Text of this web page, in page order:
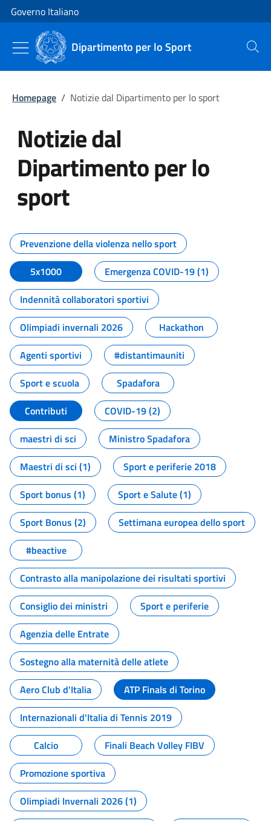
Vai al contenuto
Vai alla navigazione del sito
Governo Italiano
Dipartimento per lo Sport Cerca
Homepage / Notizie dal Dipartimento per lo sport
Notizie dal
Dipartimento per lo
sport
Tutti i contenuti della pagina
Prevenzione della violenza nello sport
5x1000
Emergenza COVID-19 (1)
Indennità collaboratori sportivi
Olimpiadi invernali 2026
Hackathon
Agenti sportivi
#distantimauniti
Sport e scuola
Spadafora
Contributi
COVID-19 (2)
maestri di sci
Ministro Spadafora
Maestri di sci (1)
Sport e periferie 2018
Sport bonus (1)
Sport e Salute (1)
Sport Bonus (2)
Settimana europea dello sport
#beactive
Contrasto alla manipolazione dei risultati sportivi
Consiglio dei ministri
Sport e periferie
Agenzia delle Entrate
Sostegno alla maternità delle atlete
Aero Club d'Italia
ATP Finals di Torino
Internazionali d'Italia di Tennis 2019
Calcio
Finali Beach Volley FIBV
Promozione sportiva
Olimpiadi Invernali 2026 (1)